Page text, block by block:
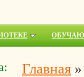
Главная